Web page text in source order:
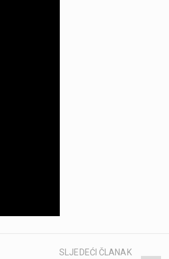
SLJEDEĆI ČLANAK